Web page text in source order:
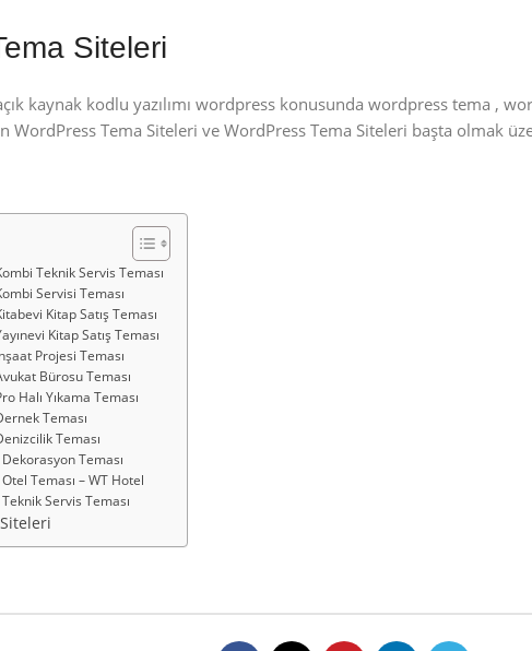
Siteleri
kaynak kodlu yazılımı wordpress konusunda wordpress tema ,
WordPress Tema Siteleri ve WordPress Tema Siteleri başta olmak
Teknik Servis Teması
Servisi Teması
Kitap Satış Teması
Kitap Satış Teması
Projesi Teması
Bürosu Teması
Halı Yıkama Teması
Teması
Teması
Teması
Teması – WT Hotel
Servis Teması